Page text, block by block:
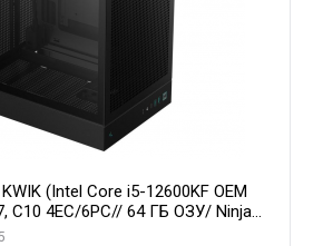
(Intel Core i5-12600KF OEM
C10 4EC/6PC// 64 ГБ ОЗУ/ Ninja
128bit GDDR6 DVI DP HDMI 2/